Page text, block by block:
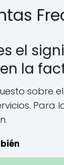
el
la
sobre